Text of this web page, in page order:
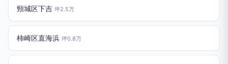
頸城区下吉 坪2.5万
柿崎区直海浜 坪0.8万